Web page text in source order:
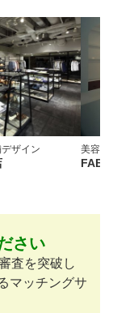
ザイン 美容院
さい
査を突破し
マッチングサ